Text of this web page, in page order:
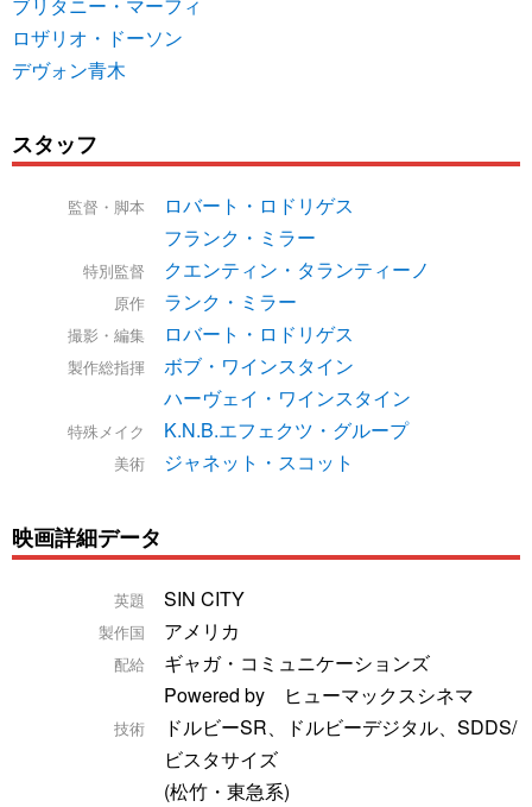
ロザリオ・ドーソン
デヴォン青木
スタッフ
監督・脚本
ロバート・ロドリゲス
フランク・ミラー
特別監督 クエンティン・タランティーノ
原作 ランク・ミラー
撮影・編集 ロバート・ロドリゲス
製作総指揮
ボブ・ワインスタイン
ハーヴェイ・ワインスタイン
特殊メイク K.N.B.エフェクツ・グループ
美術 ジャネット・スコット
映画詳細データ
英題 SIN CITY
製作国 アメリカ
配給
ギャガ・コミュニケーションズ
Powered by ヒューマックスシネマ
技術
ドルビーSR、ドルビーデジタル、SDDS/
ビスタサイズ
(松竹・東急系)